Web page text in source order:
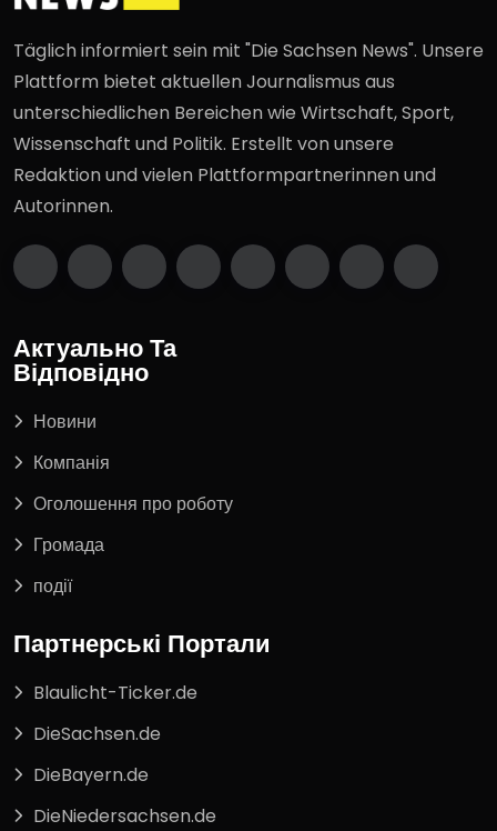
Täglich informiert sein mit "Die Sachsen News". Unsere
Plattform bietet aktuellen Journalismus aus
unterschiedlichen Bereichen wie Wirtschaft, Sport,
Wissenschaft und Politik. Erstellt von unsere
Redaktion und vielen Plattformpartnerinnen und
Autorinnen.
Актуально Та
Відповідно
Новини
Компанія
Оголошення про роботу
Громада
події
Партнерські Портали
Blaulicht-Ticker.de
DieSachsen.de
DieBayern.de
DieNiedersachsen.de